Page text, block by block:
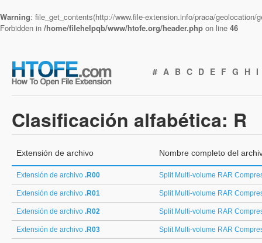
Warning: file_get_contents(http://www.file-extension.info/praca/
Forbidden in /home/filehelpqb/www/htofe.org/header.php on line 46
# A B C D E F G H I
Clasificación alfabética: R
Extensión de archivo Nombre completo del
Extensión de archivo .R00 Split Multi-volume RAR
Extensión de archivo .R01 Split Multi-volume RAR
Extensión de archivo .R02 Split Multi-volume RAR
Extensión de archivo .R03 Split Multi-volume RAR